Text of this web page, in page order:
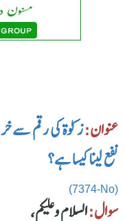
عنوان:زکوٰۃ کی رقم سے
نفع لینا کیسا ہے؟
(7374-No)
سوال:السلام وعليكم،